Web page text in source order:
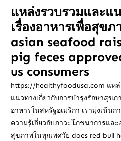
content
แหล่งรวบรวมและแ
เรื่องอาหารเพื่อสุขภ
asian seafood
pig feces
us consumers
https://healthyfoodusa.com แห
แนวทางเกี่ยวกับการบำรุงรักษาสุขภ
อาหารในสหรัฐอเมริกา เรามุ่งเน้นก
ความรู้เกี่ยวกับภาวะโภชนาการและ
สุขภาพในทุกเพศวัย does red bull